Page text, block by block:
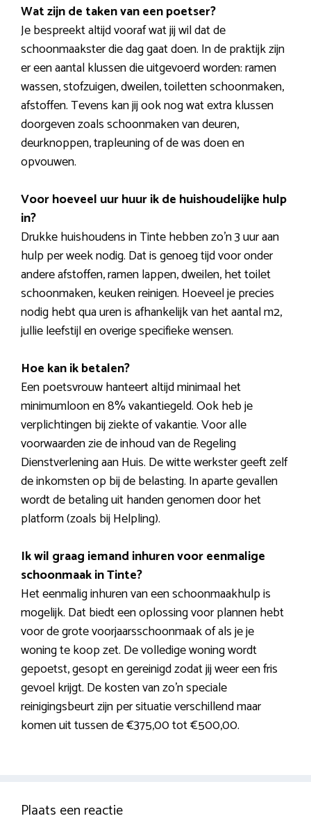
Wat zijn de taken van een poetser?
Je bespreekt altijd vooraf wat jij wil dat de
schoonmaakster die dag gaat doen. In de praktijk zijn
er een aantal klussen die uitgevoerd worden: ramen
wassen, stofzuigen, dweilen, toiletten schoonmaken,
afstoffen. Tevens kan jij ook nog wat extra klussen
doorgeven zoals schoonmaken van deuren,
deurknoppen, trapleuning of de was doen en
opvouwen.
Voor hoeveel uur huur ik de huishoudelijke hulp
in?
Drukke huishoudens in Tinte hebben zo’n 3 uur aan
hulp per week nodig. Dat is genoeg tijd voor onder
andere afstoffen, ramen lappen, dweilen, het toilet
schoonmaken, keuken reinigen. Hoeveel je precies
nodig hebt qua uren is afhankelijk van het aantal m2,
jullie leefstijl en overige specifieke wensen.
Hoe kan ik betalen?
Een poetsvrouw hanteert altijd minimaal het
minimumloon en 8% vakantiegeld. Ook heb je
verplichtingen bij ziekte of vakantie. Voor alle
voorwaarden zie de inhoud van de Regeling
Dienstverlening aan Huis. De witte werkster geeft zelf
de inkomsten op bij de belasting. In aparte gevallen
wordt de betaling uit handen genomen door het
platform (zoals bij Helpling).
Ik wil graag iemand inhuren voor eenmalige
schoonmaak in Tinte?
Het eenmalig inhuren van een schoonmaakhulp is
mogelijk. Dat biedt een oplossing voor plannen hebt
voor de grote voorjaarsschoonmaak of als je je
woning te koop zet. De volledige woning wordt
gepoetst, gesopt en gereinigd zodat jij weer een fris
gevoel krijgt. De kosten van zo’n speciale
reinigingsbeurt zijn per situatie verschillend maar
komen uit tussen de €375,00 tot €500,00.
Plaats een reactie